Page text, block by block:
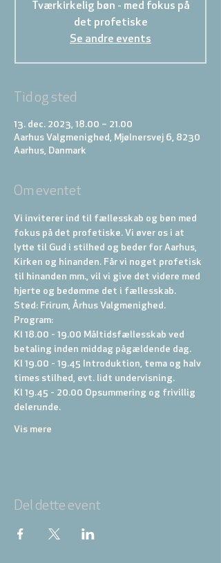
Tværkirkelig bøn - med fokus på
det profetiske
Se andre events
Tid og sted
13. dec. 2023, 18.00 – 21.00
Aarhus Valgmenighed, Mjølnersvej 6, 8230
Aarhus, Danmark
Om eventet
Vi inviterer ind til fællesskab og bøn med
fokus på det profetiske. Vi øver os i at
lytte til Gud i stilhed og beder for Aarhus,
Kirken og hinanden. Får vi noget profetisk
til hinanden mm., vil vi give det videre med
hjerte og bedømme det i fællesskab.
Sted: Frirum, Århus Valgmenighed.
Program:
Kl 18.00 - 19.00 Måltidsfællesskab ved
betaling inden middag pågældende dag.
Kl 19.00 - 19.45 Introduktion, tema og halv
times stilhed, evt. lidt undervisning.
Kl 19.45 - 20.00 Opsummering og frivillig
delerunde.
Vis mere
Del dette event